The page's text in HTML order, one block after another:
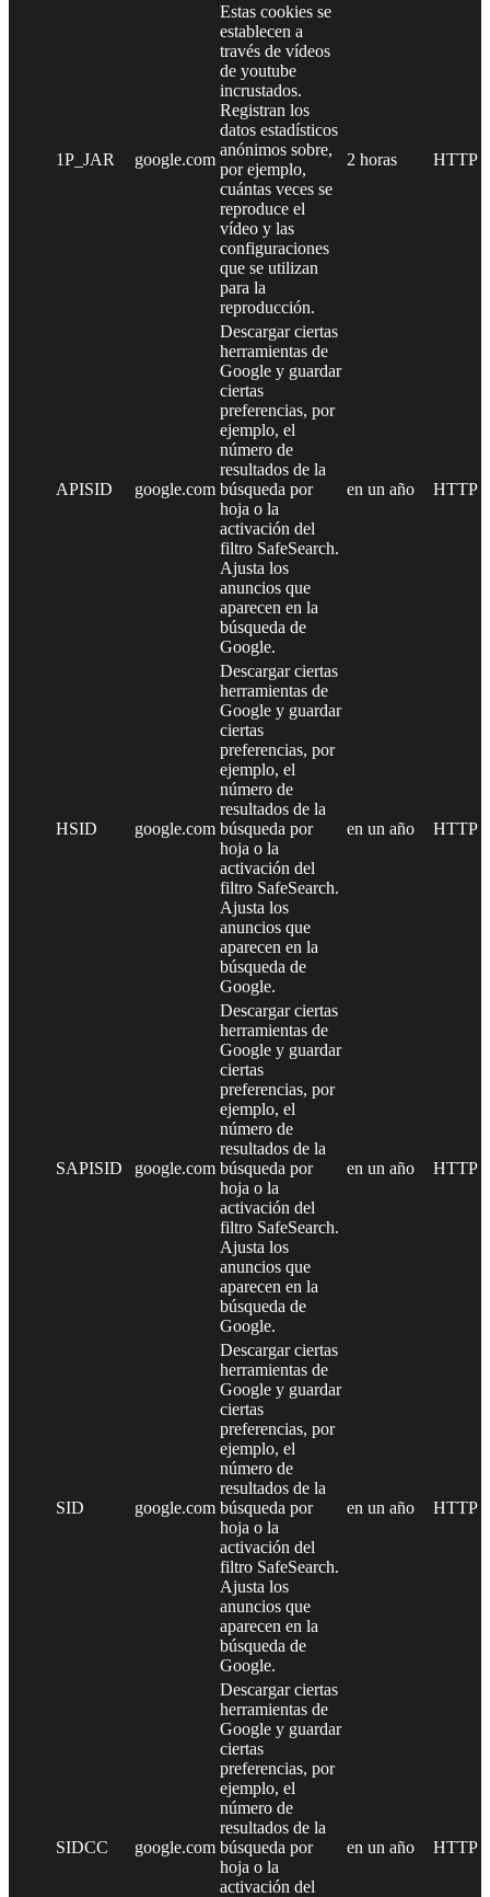
1P_JAR google.com
Estas cookies se
establecen a
través de vídeos
de youtube
incrustados.
Registran los
datos estadísticos
anónimos sobre,
por ejemplo,
cuántas veces se
reproduce el
vídeo y las
configuraciones
que se utilizan
para la
reproducción.
2 horas HTTP
APISID google.com
Descargar ciertas
herramientas de
Google y guardar
ciertas
preferencias, por
ejemplo, el
número de
resultados de la
búsqueda por
hoja o la
activación del
filtro SafeSearch.
Ajusta los
anuncios que
aparecen en la
búsqueda de
Google.
en un año HTTP
HSID google.com
Descargar ciertas
herramientas de
Google y guardar
ciertas
preferencias, por
ejemplo, el
número de
resultados de la
búsqueda por
hoja o la
activación del
filtro SafeSearch.
Ajusta los
anuncios que
aparecen en la
búsqueda de
Google.
en un año HTTP
SAPISID google.com
Descargar ciertas
herramientas de
Google y guardar
ciertas
preferencias, por
ejemplo, el
número de
resultados de la
búsqueda por
hoja o la
activación del
filtro SafeSearch.
Ajusta los
anuncios que
aparecen en la
búsqueda de
Google.
en un año HTTP
SID google.com
Descargar ciertas
herramientas de
Google y guardar
ciertas
preferencias, por
ejemplo, el
número de
resultados de la
búsqueda por
hoja o la
activación del
filtro SafeSearch.
Ajusta los
anuncios que
aparecen en la
búsqueda de
Google.
en un año HTTP
SIDCC google.com
Descargar ciertas
herramientas de
Google y guardar
ciertas
preferencias, por
ejemplo, el
número de
resultados de la
búsqueda por
hoja o la
activación del
en un año HTTP